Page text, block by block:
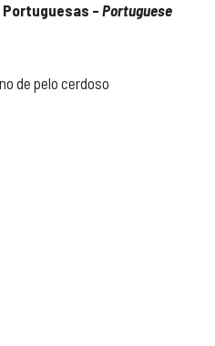
Portuguesas – Portuguese
de pelo cerdoso